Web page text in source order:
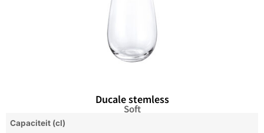
Ducale stemless
Soft
Capaciteit (cl)